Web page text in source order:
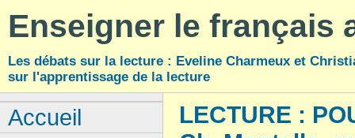
Enseigner le français
Les débats sur la lecture : Eveline Charmeux et
sur l'apprentissage de la lecture
LECTURE :
Accueil